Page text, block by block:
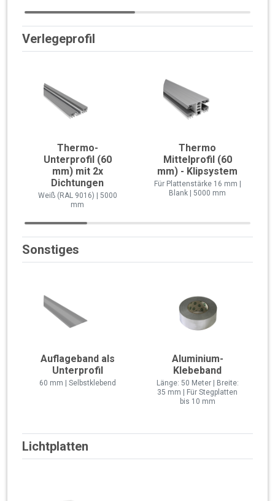
Verlegeprofil
Thermo-
Unterprofil (60
mm) mit 2x
Dichtungen
Weiß (RAL 9016) | 5000
mm
Thermo
Mittelprofil (60
mm) - Klipsystem
Für Plattenstärke 16 mm |
Blank | 5000 mm
Sonstiges
Auflageband als
Unterprofil
60 mm | Selbstklebend
Aluminium-
Klebeband
Länge: 50 Meter | Breite:
35 mm | Für Stegplatten
bis 10 mm
Lichtplatten